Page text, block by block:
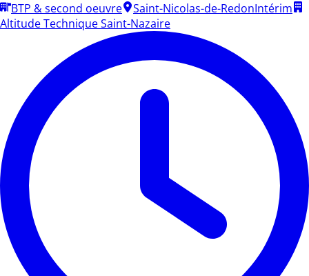
BTP & second oeuvre
Saint-Nicolas-de-RedonIntérim
Altitude Technique Saint-Nazaire